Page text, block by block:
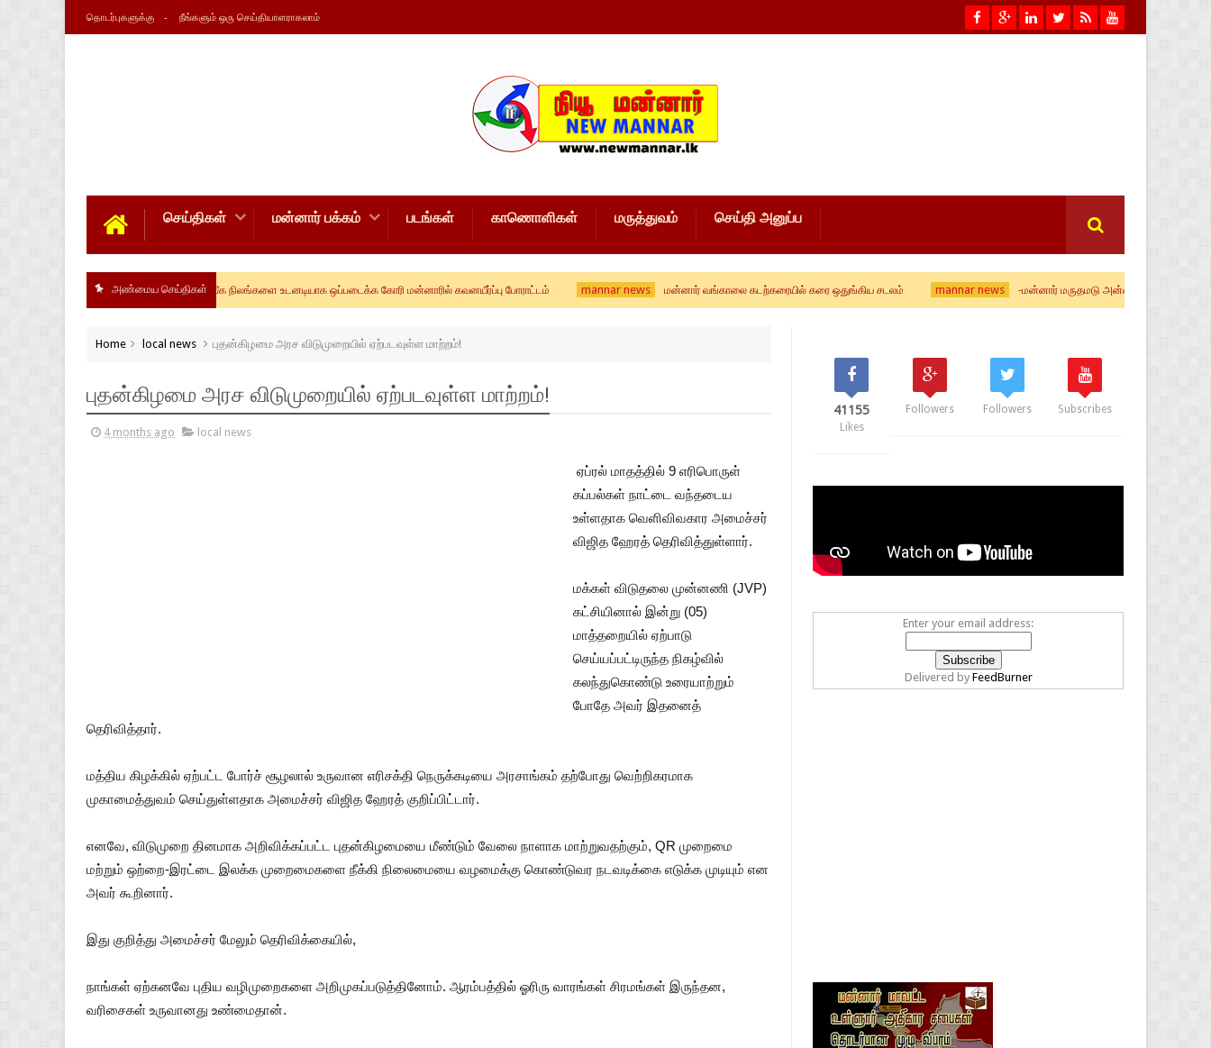
தொடர்புகளுக்கு நீங்களும் ஒரு செய்தியாளராகலாம்
செய்திகள் மன்னார் பக்கம் படங்கள் காணொளிகள் மருத்துவம் செய்தி அனுப்ப
அண்மைய செய்திகள்
மக்களின் பூர்வீக நிலங்களை உடனடியாக ஒப்படைக்க கோரி மன்னாரில் கவனயீர்ப்பு போராட்டம் mannar news மன்னார் வங்காலை கடற்கரையில் கரை ஒதுங்கிய சடலம் mannar news -மன்னார் மருதமடு அன்னையின் ஆவணித் திருவிழா
Home local news புதன்கிழமை அரச விடுமுறையில் ஏற்படவுள்ள மாற்றம்!
புதன்கிழமை அரச விடுமுறையில் ஏற்படவுள்ள மாற்றம்!
4 months ago local news
ஏப்ரல் மாதத்தில் 9 எரிபொருள்
கப்பல்கள் நாட்டை வந்தடைய
உள்ளதாக வெளிவிவகார அமைச்சர்
விஜித ஹேரத் தெரிவித்துள்ளார்.
மக்கள் விடுதலை முன்னணி (JVP)
கட்சியினால் இன்று (05)
மாத்தறையில் ஏற்பாடு
செய்யப்பட்டிருந்த நிகழ்வில்
கலந்துகொண்டு உரையாற்றும்
போதே அவர் இதனைத்
தெரிவித்தார்.
மத்திய கிழக்கில் ஏற்பட்ட போர்ச் சூழலால் உருவான எரிசக்தி நெருக்கடியை அரசாங்கம் தற்போது வெற்றிகரமாக
முகாமைத்துவம் செய்துள்ளதாக அமைச்சர் விஜித ஹேரத் குறிப்பிட்டார்.
எனவே, விடுமுறை தினமாக அறிவிக்கப்பட்ட புதன்கிழமையை மீண்டும் வேலை நாளாக மாற்றுவதற்கும், QR முறைமை
மற்றும் ஒற்றை-இரட்டை இலக்க முறைமைகளை நீக்கி நிலைமையை வழமைக்கு கொண்டுவர நடவடிக்கை எடுக்க முடியும் என
அவர் கூறினார்.
இது குறித்து அமைச்சர் மேலும் தெரிவிக்கையில்,
நாங்கள் ஏற்கனவே புதிய வழிமுறைகளை அறிமுகப்படுத்தினோம். ஆரம்பத்தில் ஓரிரு வாரங்கள் சிரமங்கள் இருந்தன,
வரிசைகள் உருவானது உண்மைதான்.
41155
Likes
Followers Followers Subscribes
Enter your email address:
Delivered by FeedBurner